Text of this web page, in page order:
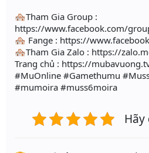
🏘Tham Gia Group :
https://www.facebook.com/
🏘 Fange : https://
🏘Tham Gia Zalo : https://
Trang chủ : https://
#MuOnline #Gamethumu
#mumoira #muss6moira
Hãy